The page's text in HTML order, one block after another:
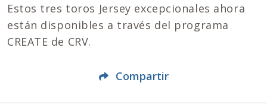
Estos tres toros Jersey excepcionales ahora
están disponibles a través del programa
CREATE de CRV.
Compartir